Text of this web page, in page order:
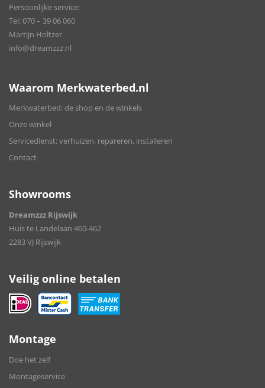
Persoonlijke service:
Tel:070 – 39 06 060
Martijn Holtzer
info@dreamzzz.nl
Waarom Merkwaterbed.nl
Merkwaterbed: de shop en de winkels
Onze winkel
Servicedienst: verhuizen, repareren, installeren
Contact
Showrooms
Dreamzzz Rijswijk
Huis te Landelaan 460-462
2283 VJ Rijswijk
Veilig online betalen
Montage
Doe het zelf
Montageservice